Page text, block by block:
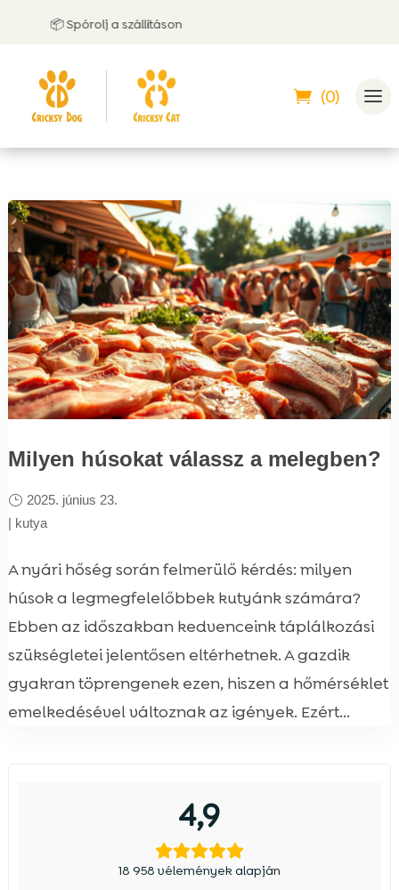
📦 Spórolj a szállításon
(0)
Milyen húsokat válassz a melegben?
2025. június 23.
| kutya
A nyári hőség során felmerülő kérdés: milyen
húsok a legmegfelelőbbek kutyánk számára?
Ebben az időszakban kedvenceink táplálkozási
szükségletei jelentősen eltérhetnek. A gazdik
gyakran töprengenek ezen, hiszen a hőmérséklet
emelkedésével változnak az igények. Ezért...
4,9
18 958 vélemények alapján